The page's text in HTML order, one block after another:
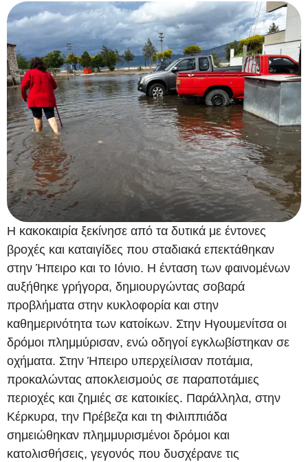
Η κακοκαιρία ξεκίνησε από τα δυτικά με έντονες
βροχές και καταιγίδες που σταδιακά επεκτάθηκαν
στην Ήπειρο και το Ιόνιο. Η ένταση των φαινομένων
αυξήθηκε γρήγορα, δημιουργώντας σοβαρά
προβλήματα στην κυκλοφορία και στην
καθημερινότητα των κατοίκων. Στην Ηγουμενίτσα οι
δρόμοι πλημμύρισαν, ενώ οδηγοί εγκλωβίστηκαν σε
οχήματα. Στην Ήπειρο υπερχείλισαν ποτάμια,
προκαλώντας αποκλεισμούς σε παραποτάμιες
περιοχές και ζημιές σε κατοικίες. Παράλληλα, στην
Κέρκυρα, την Πρέβεζα και τη Φιλιππιάδα
σημειώθηκαν πλημμυρισμένοι δρόμοι και
κατολισθήσεις, γεγονός που δυσχέρανε τις